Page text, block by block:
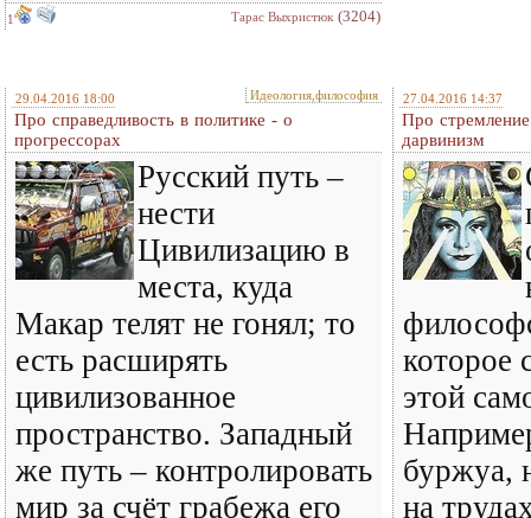
1 Тарас Выхристюк (3204)
29.04.2016 18:00 Идеология,философия
Про справедливость в политике - о
прогрессорах
Русский путь –
нести
Цивилизацию в
места, куда
Макар телят не гонял; то
есть расширять
цивилизованное
пространство. Западный
же путь – контролировать
мир за счёт грабежа его
27.04.2016 14:37
Про
дарвинизм
которое
этой
буржуа,
на